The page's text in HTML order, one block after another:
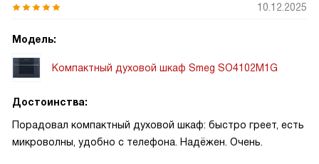
10.12.2025
Модель:
Компактный духовой шкаф Smeg SO4102M1G
Достоинства:
Порадовал компактный духовой шкаф: быстро греет, есть
микроволны, удобно с телефона. Надёжен. Очень.